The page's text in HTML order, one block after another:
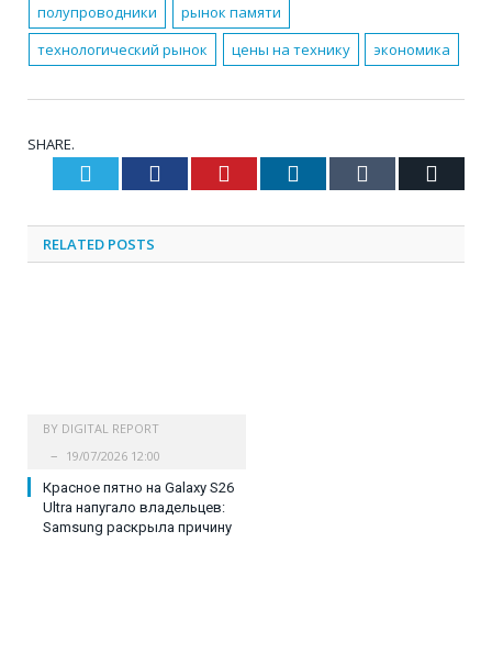
полупроводники
рынок памяти
технологический рынок
цены на технику экономика
SHARE.
Twitter Facebook Pinterest LinkedIn Tumblr
RELATED POSTS
BY DIGITAL REPORT
19/07/2026 12:00
Красное пятно на Galaxy S26
Ultra напугало владельцев:
Samsung раскрыла причину